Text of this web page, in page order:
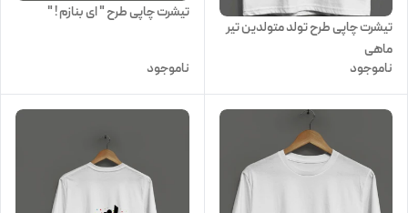
تیشرت چاپی طرح تولد متولدین تیر
ماهی
ناموجود
تیشرت چاپی طرح " ای بنازم ! "
ناموجود